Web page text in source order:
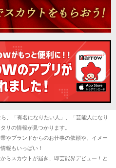
、「有名になりたい人」、「芸能人になり
リの情報が見つかります。
やブランドからのお仕事の依頼や、イメー
報もいっぱい！
らスカウトが届き、即芸能界デビュー！と